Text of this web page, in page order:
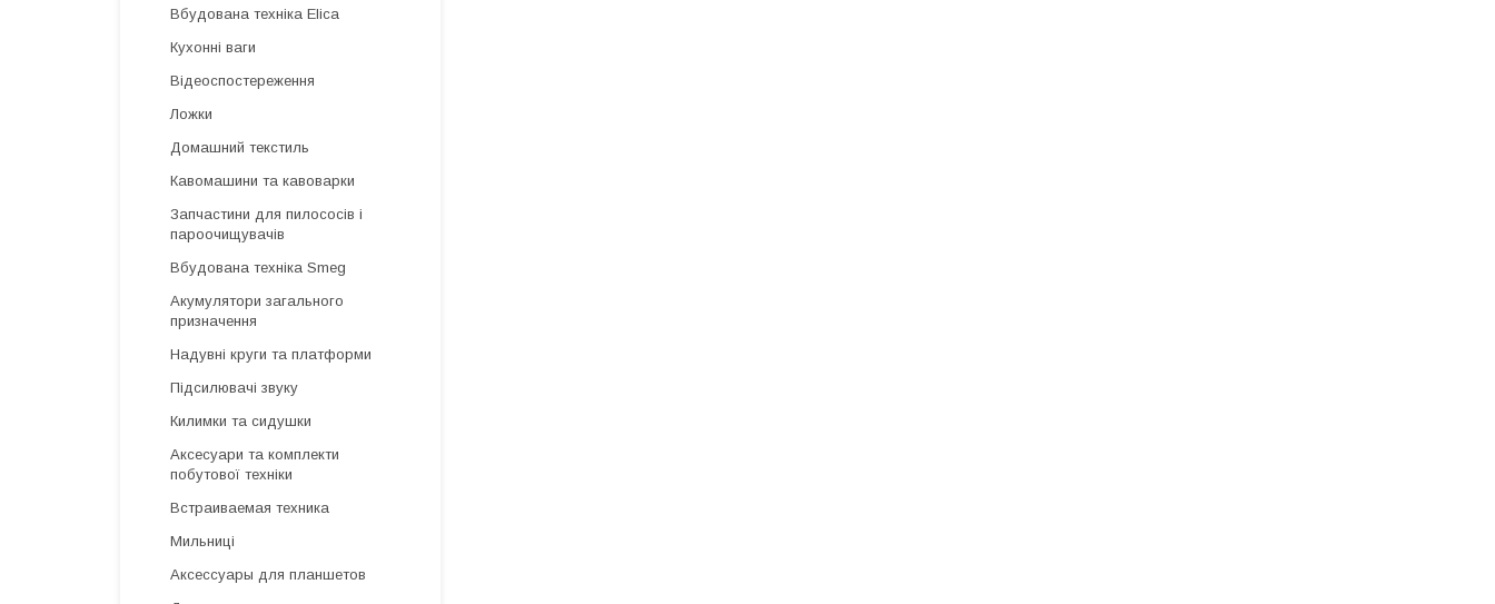
Вбудована техніка Elica
Кухонні ваги
Відеоспостереження
Ложки
Домашний текстиль
Кавомашини та кавоварки
Запчастини для пилососів і
пароочищувачів
Вбудована техніка Smeg
Акумулятори загального
призначення
Надувні круги та платформи
Підсилювачі звуку
Килимки та сидушки
Аксесуари та комплекти
побутової техніки
Встраиваемая техника
Мильниці
Аксессуары для планшетов